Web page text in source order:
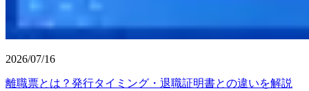
2026/07/16
離職票とは？発行タイミング・退職証明書との違いを解説